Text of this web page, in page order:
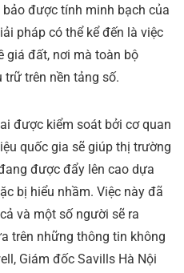
được tính minh bạch của
pháp có thể kể đến là việc
giá đất, nơi mà toàn bộ
trên nền tảng số.
được kiểm soát bởi cơ quan
quốc gia sẽ giúp thị trường
được đẩy lên cao dựa
bị hiểu nhầm. Việc này đã
và một số người sẽ ra
trên những thông tin không
Giám đốc Savills Hà Nội